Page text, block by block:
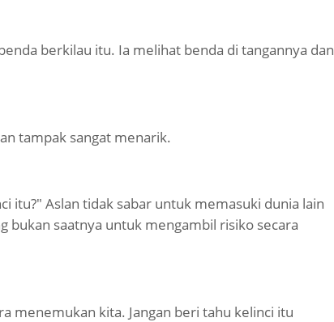
berkilau itu. Ia melihat benda di tangannya dan
tampak sangat menarik.
itu?" Aslan tidak sabar untuk memasuki dunia lain
bukan saatnya untuk mengambil risiko secara
menemukan kita. Jangan beri tahu kelinci itu